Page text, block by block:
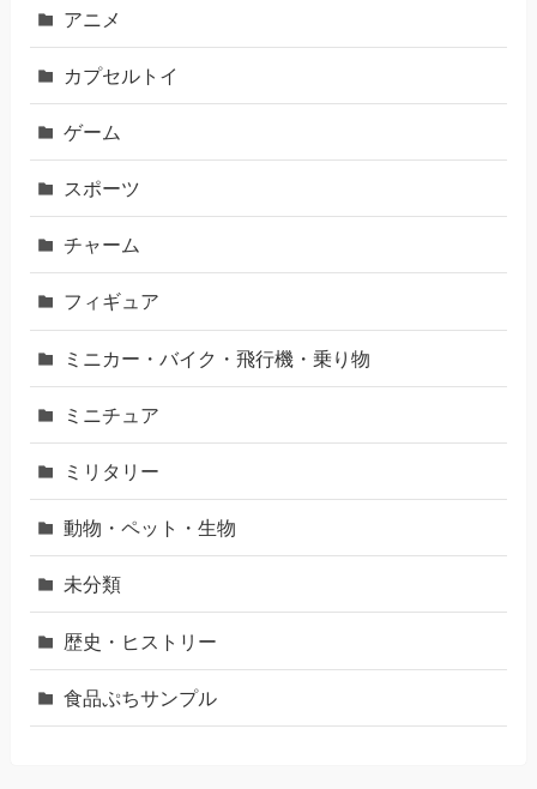
アニメ
カプセルトイ
ゲーム
スポーツ
チャーム
フィギュア
ミニカー・バイク・飛行機・乗り物
ミニチュア
ミリタリー
動物・ペット・生物
未分類
歴史・ヒストリー
食品ぷちサンプル